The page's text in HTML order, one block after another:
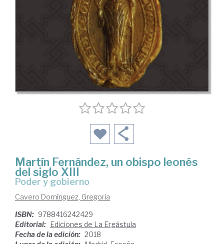
Martín Fernández, un obispo leonés
del siglo XIII
poder y gobierno
Cavero Domínguez, Gregoria
ISBN: 9788416242429
Editorial: Ediciones de La Ergástula
Fecha de la edición: 2018